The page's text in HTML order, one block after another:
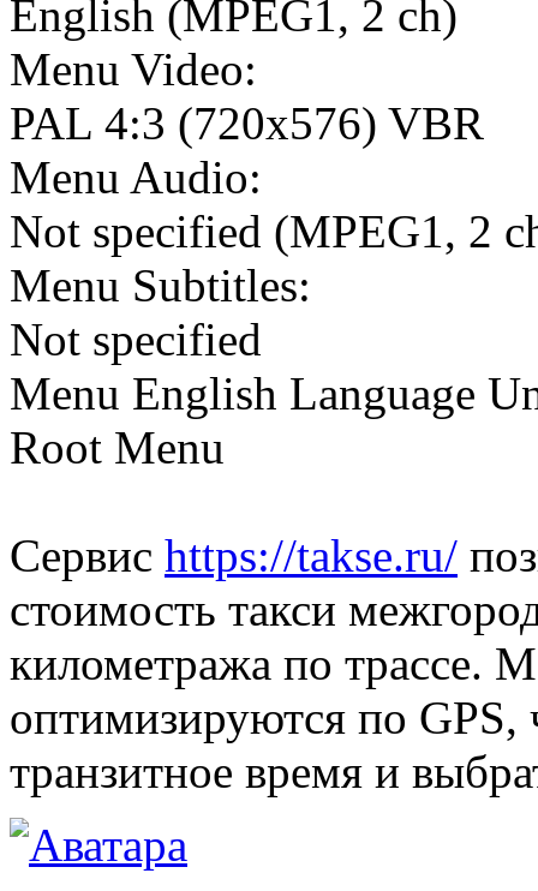
English (MPEG1, 2 ch)
Menu Video:
PAL 4:3 (720x576) VBR
Menu Audio:
Not specified (MPEG1, 2
Menu Subtitles:
Not specified
Menu English Language
Root Menu
Сервис https://takse.ru/
стоимость такси
километража по трассе.
оптимизируются по GPS,
транзитное время и